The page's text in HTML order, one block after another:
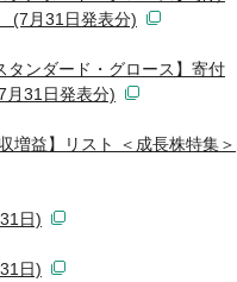
(7月31日発表分)
タンダード・グロース】寄付
31日発表分)
増益】リスト ＜成長株特集＞
日)
日)